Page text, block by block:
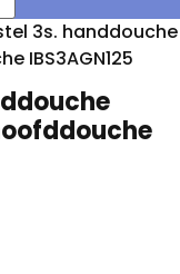
3s. handdouche
IBS3AGN125